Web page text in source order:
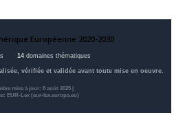
Européenne 2020-2030
14domaines thématiques
vérifiée et validée avant toute mise en oeuvre.
mise à jour: 8 août 2025 |
EUR-Lex (eur-lex.europa.eu)